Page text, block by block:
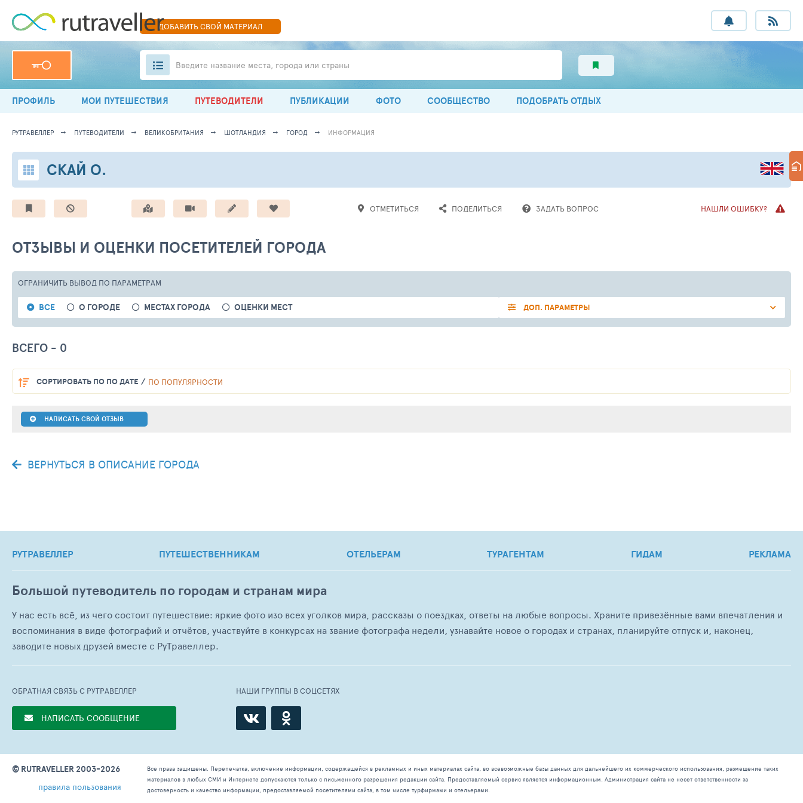
ДОБАВИТЬСВОЙ МАТЕРИАЛ
Введите название места, города или страны
ПРОФИЛЬ МОИ ПУТЕШЕСТВИЯ ПУТЕВОДИТЕЛИ ПУБЛИКАЦИИ ФОТО СООБЩЕСТВО ПОДОБРАТЬ ОТДЫХ
РУТРАВЕЛЛЕР ПУТЕВОДИТЕЛИ ВЕЛИКОБРИТАНИЯ ШОТЛАНДИЯ ГОРОД ИНФОРМАЦИЯ
СКАЙ О.
ОТМЕТИТЬСЯ ПОДЕЛИТЬСЯ ЗАДАТЬ ВОПРОС НАШЛИ ОШИБКУ?
ОТЗЫВЫ И ОЦЕНКИ ПОСЕТИТЕЛЕЙ ГОРОДА
ОГРАНИЧИТЬ ВЫВОД ПО ПАРАМЕТРАМ
ВСЕ О ГОРОДЕ МЕСТАХ ГОРОДА ОЦЕНКИ МЕСТ ДОП. ПАРАМЕТРЫ
ВСЕГО - 0
СОРТИРОВАТЬ ПО ПО ДАТЕ ПО ПОПУЛЯРНОСТИ
НАПИСАТЬ СВОЙ ОТЗЫВ
ВЕРНУТЬСЯ В ОПИСАНИЕ ГОРОДА
РУТРАВЕЛЛЕР ПУТЕШЕСТВЕННИКАМ ОТЕЛЬЕРАМ ТУРАГЕНТАМ ГИДАМ РЕКЛАМА
Большой путеводитель по городам и странам мира
У нас есть всё, из чего состоит путешествие: яркие фото изо всех уголков мира, рассказы о поездках, ответы на любые вопросы. Храните привезённые вами впечатления и
воспоминания в виде фотографий и отчётов, участвуйте в конкурсах на звание фотографа недели, узнавайте новое о городах и странах, планируйте отпуск и, наконец,
заводите новых друзей вместе с РуТравеллер.
ОБРАТНАЯ СВЯЗЬ С РУТРАВЕЛЛЕР
НАПИСАТЬ СООБЩЕНИЕ
НАШИ ГРУППЫ В СОЦСЕТЯХ
© RUTRAVELLER 2003-2026
правила пользования
Все права защищены. Перепечатка, включение информации, содержащейся в рекламных и иных материалах сайта, во всевозможные базы данных для дальнейшего их коммерческого использования, размещение таких
материалов в любых СМИ и Интернете допускаются только с письменного разрешения редакции сайта. Предоставляемый сервис является информационным. Администрация сайта не несет ответственности за
достоверность и качество информации, предоставляемой посетителями сайта, в том числе турфирмами и отельерами.